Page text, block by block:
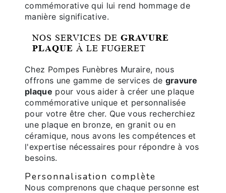
commémorative qui lui rend hommage de
manière significative.
NOS SERVICES DE GRAVURE
PLAQUE À LE FUGERET
Chez Pompes Funèbres Muraire, nous
offrons une gamme de services de gravure
plaque pour vous aider à créer une plaque
commémorative unique et personnalisée
pour votre être cher. Que vous recherchiez
une plaque en bronze, en granit ou en
céramique, nous avons les compétences et
l'expertise nécessaires pour répondre à vos
besoins.
Personnalisation complète
Nous comprenons que chaque personne est